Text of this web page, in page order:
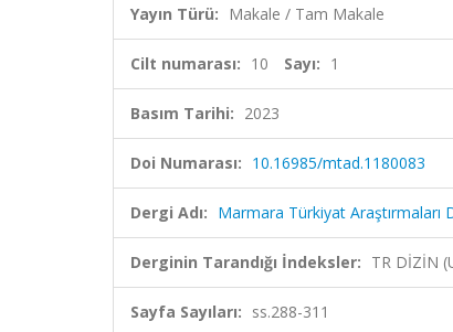
Yayın Türü: Makale / Tam Makale
Cilt numarası: 10 Sayı: 1
Basım Tarihi: 2023
Doi Numarası: 10.16985/mtad.1180083
Dergi Adı: Marmara Türkiyat Araştırmaları
Derginin Tarandığı İndeksler: TR DİZİN
Sayfa Sayıları: ss.288-311